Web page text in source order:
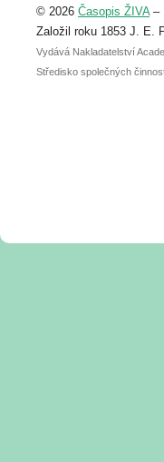
abstraktu přihlášené
posteru je už 30.
© 2026 Časopis ŽIVA–
Založil roku 1853 J. E.
Vydává Nakladatelství
Středisko společných